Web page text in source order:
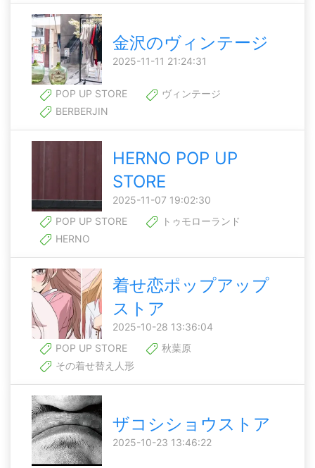
金沢のヴィンテージ
2025-11-11 21:24:31
POP UP STORE
ヴィンテージ
BERBERJIN
HERNO POP UP
STORE
2025-11-07 19:02:30
POP UP STORE
トゥモローランド
HERNO
着せ恋ポップアップ
ストア
2025-10-28 13:36:04
POP UP STORE
秋葉原
その着せ替え人形
ザコシショウストア
2025-10-23 13:46:22